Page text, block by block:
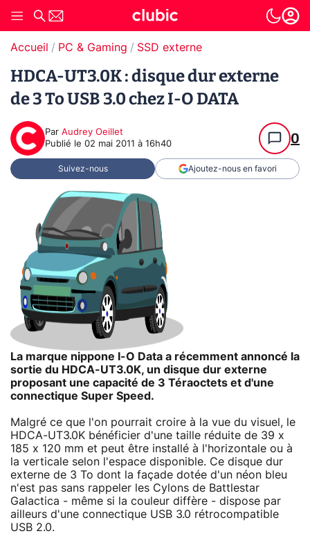
Accueil PC & Gaming SSD externe
HDCA-UT3.0K : disque dur externe
de 3 To USB 3.0 chez I-O DATA
Par Audrey Oeillet
Publié le 02 mai 2011 à 16h40 0
Suivez-nous Ajoutez-nous en favori
La marque nippone I-O Data a récemment annoncé la
sortie du HDCA-UT3.0K, un disque dur externe
proposant une capacité de 3 Téraoctets et d'une
connectique Super Speed.
Malgré ce que l'on pourrait croire à la vue du visuel, le
HDCA-UT3.0K bénéficier d'une taille réduite de 39 x
185 x 120 mm et peut être installé à l'horizontale ou à
la verticale selon l'espace disponible. Ce disque dur
externe de 3 To dont la façade dotée d'un néon bleu
n'est pas sans rappeler les Cylons de Battlestar
Galactica - même si la couleur diffère - dispose par
ailleurs d'une connectique USB 3.0 rétrocompatible
USB 2.0.